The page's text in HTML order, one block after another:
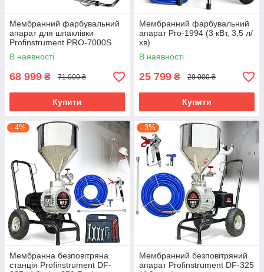
Мембранний фарбувальний
апарат для шпаклівки
Profinstrument PRO-7000S
(8.3 л, 4.5 кВт) Безповітряний
фарбувальний апарат
В наявності
68 999 ₴ 71 000 ₴
Купити
Мембранний фарбувальний
апарат Pro-1994 (3 кВт, 3,5 л/
хв)
В наявності
25 799 ₴ 29 000 ₴
Купити
–4%
Мембранна безповітряна
станція Profinstrument DF-
–3%
Мембранний безповітряний
апарат Profinstrument DF-325